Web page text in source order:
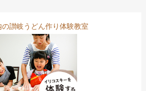
讃岐うどん作り体験教室